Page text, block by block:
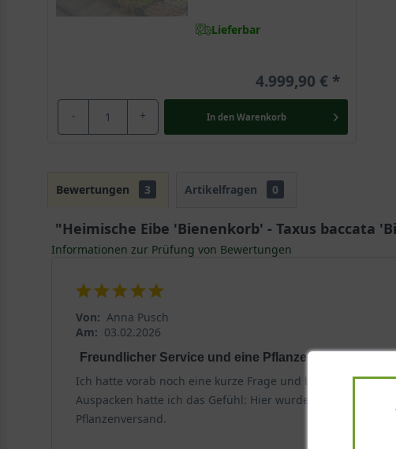
Lieferbar
4.999,90 €
- + In den Warenkorb
Bewertungen 3 Artikelfragen 0
"Heimische Eibe 'Bienenkorb' - Taxus baccata
Informationen zur Prüfung von Bewertungen
Von: Anna Pusch
Am: 03.02.2026
Freundlicher Service und eine Pflanze, die hält, was
Ich hatte vorab noch eine kurze Frage und bekam schnell
Auspacken hatte ich das Gefühl: Hier wurde mitgedacht.
Pflanzenversand.